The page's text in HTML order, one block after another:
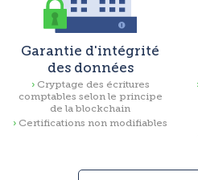
Garantie d'intégrité
des données
Cryptage des écritures
comptables selon le principe
de la blockchain
Certifications non modifiables